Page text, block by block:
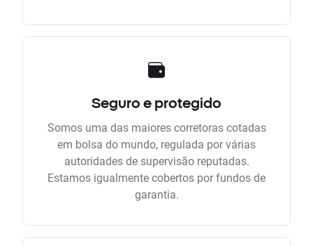
Seguro e protegido
Somos uma das maiores corretoras cotadas
em bolsa do mundo, regulada por várias
autoridades de supervisão reputadas.
Estamos igualmente cobertos por fundos de
garantia.